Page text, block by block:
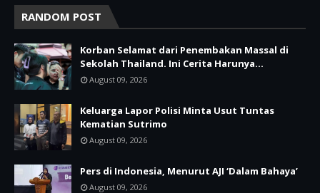
RANDOM POST
Korban Selamat dari Penembakan Massal di
Sekolah Thailand. Ini Cerita Harunya…
August 09, 2026
Keluarga Lapor Polisi Minta Usut Tuntas
Kematian Sutrimo
August 09, 2026
Pers di Indonesia, Menurut AJI ‘Dalam Bahaya’
August 09, 2026